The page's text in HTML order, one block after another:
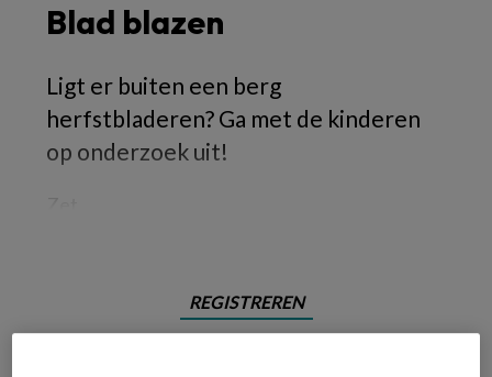
Blad blazen
Ligt er buiten een berg
herfstbladeren? Ga met de kinderen
op onderzoek uit!
REGISTREREN